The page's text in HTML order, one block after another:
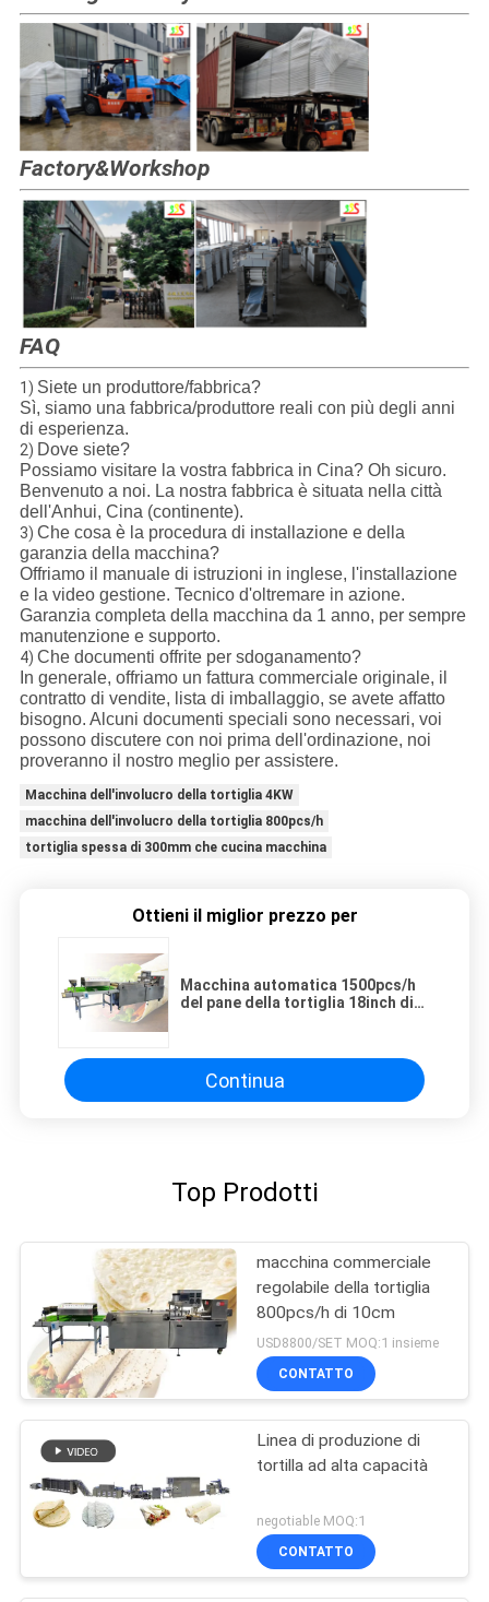
Factory&Workshop
FAQ
1) Siete un produttore/fabbrica?
Sì, siamo una fabbrica/produttore reali con più degli anni
di esperienza.
2) Dove siete?
Possiamo visitare la vostra fabbrica in Cina? Oh sicuro.
Benvenuto a noi. La nostra fabbrica è situata nella città
dell'Anhui, Cina (continente).
3) Che cosa è la procedura di installazione e della
garanzia della macchina?
Offriamo il manuale di istruzioni in inglese, l'installazione
e la video gestione. Tecnico d'oltremare in azione.
Garanzia completa della macchina da 1 anno, per sempre
manutenzione e supporto.
4) Che documenti offrite per sdoganamento?
In generale, offriamo un fattura commerciale originale, il
contratto di vendite, lista di imballaggio, se avete affatto
bisogno. Alcuni documenti speciali sono necessari, voi
possono discutere con noi prima dell'ordinazione, noi
proveranno il nostro meglio per assistere.
Macchina dell'involucro della tortiglia 4KW
macchina dell'involucro della tortiglia 800pcs/h
tortiglia spessa di 300mm che cucina macchina
Ottieni il miglior prezzo per
Macchina automatica 1500pcs/h
del pane della tortiglia 18inch di
Continua
Top Prodotti
macchina commerciale
regolabile della tortiglia
800pcs/h di 10cm
USD8800/SET MOQ:1 insieme
CONTATTO
Linea di produzione di
tortilla ad alta capacità
negotiable MOQ:1
CONTATTO